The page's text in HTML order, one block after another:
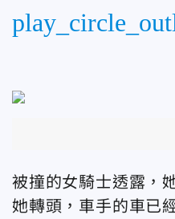
被撞的女騎士透露，
她轉頭，車手的車已